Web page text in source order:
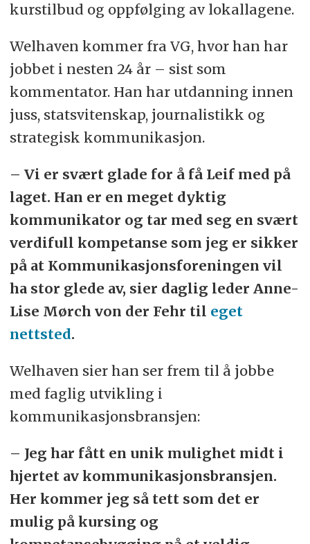
kurstilbud og oppfølging av lokallagene.
Welhaven kommer fra VG, hvor han har
jobbet i nesten 24 år – sist som
kommentator. Han har utdanning innen
juss, statsvitenskap, journalistikk og
strategisk kommunikasjon.
– Vi er svært glade for å få Leif med på
laget. Han er en meget dyktig
kommunikator og tar med seg en svært
verdifull kompetanse som jeg er sikker
på at Kommunikasjonsforeningen vil
ha stor glede av, sier daglig leder Anne-
Lise Mørch von der Fehr til eget
nettsted.
Welhaven sier han ser frem til å jobbe
med faglig utvikling i
kommunikasjonsbransjen:
– Jeg har fått en unik mulighet midt i
hjertet av kommunikasjonsbransjen.
Her kommer jeg så tett som det er
mulig på kursing og